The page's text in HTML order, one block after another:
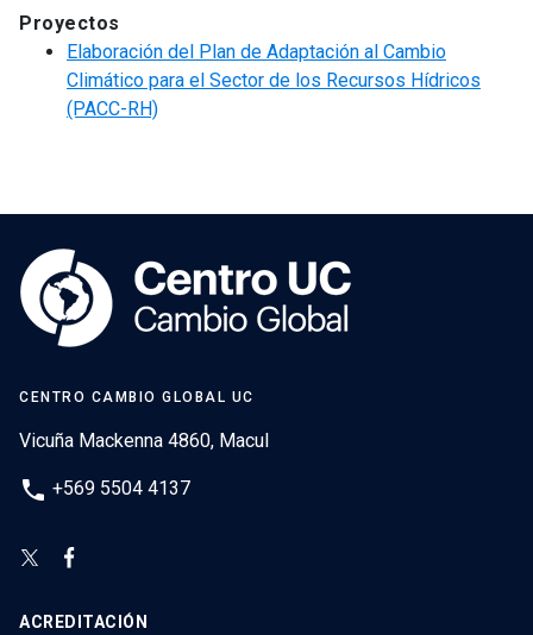
Proyectos
Elaboración del Plan de Adaptación al Cambio
Climático para el Sector de los Recursos Hídricos
(PACC-RH)
CENTRO CAMBIO GLOBAL UC
Vicuña Mackenna 4860, Macul
phone +569 5504 4137
ACREDITACIÓN